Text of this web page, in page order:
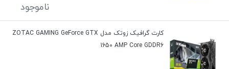
ناموجود
کارت گرافیک زوتک مدل ZOTAC GAMING GeForce GTX
1650 AMP Core GDDR6